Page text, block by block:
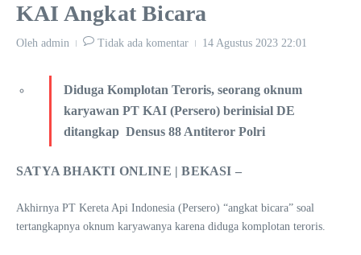
KAI Angkat Bicara
Oleh admin Tidak ada komentar 14 Agustus 2023 22:01
Diduga Komplotan Teroris, seorang oknum
karyawan PT KAI (Persero) berinisial DE
ditangkap Densus 88 Antiteror Polri
SATYA BHAKTI ONLINE | BEKASI –
Akhirnya PT Kereta Api Indonesia (Persero) “angkat bicara” soal
tertangkapnya oknum karyawanya karena diduga komplotan teroris.